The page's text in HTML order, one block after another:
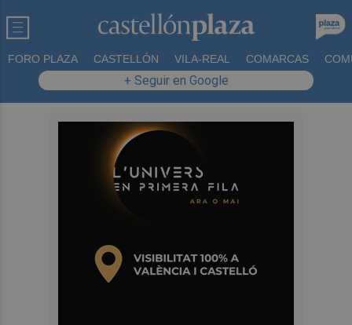
FORO PLAZA CASTELLÓN VILA-REAL COMARCAS
+ Seguir en Google